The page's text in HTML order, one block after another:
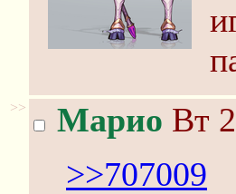
>> Марио Вт
>>707009